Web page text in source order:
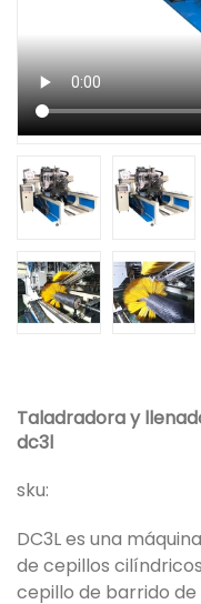
Taladradora y
dc3l
sku:
DC3L es una
de cepillos
cepillo de barrido